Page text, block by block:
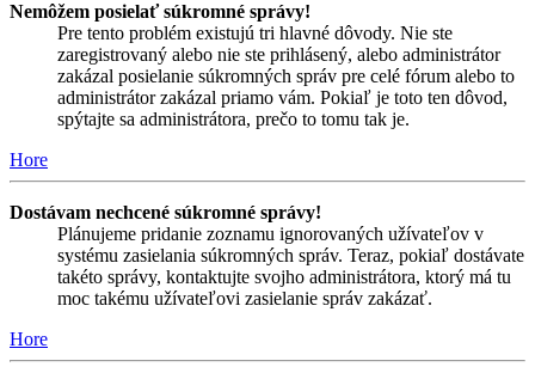
Nemôžem posielať súkromné správy!
Pre tento problém existujú tri hlavné dôvody. Nie ste
zaregistrovaný alebo nie ste prihlásený, alebo administrátor
zakázal posielanie súkromných správ pre celé fórum alebo to
administrátor zakázal priamo vám. Pokiaľ je toto ten dôvod,
spýtajte sa administrátora, prečo to tomu tak je.
Hore
Dostávam nechcené súkromné správy!
Plánujeme pridanie zoznamu ignorovaných užívateľov v
systému zasielania súkromných správ. Teraz, pokiaľ dostávate
takéto správy, kontaktujte svojho administrátora, ktorý má tu
moc takému užívateľovi zasielanie správ zakázať.
Hore